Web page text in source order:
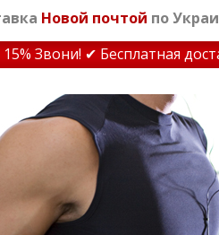
Новой почтой по
Звони! ✔ Бесплатная